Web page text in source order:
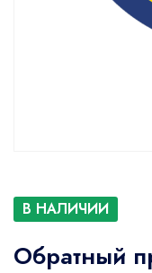
В НАЛИЧИИ
Обратный